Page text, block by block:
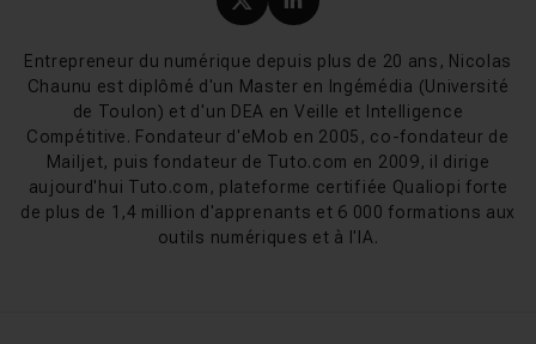
Profil X (twitter) de
Profil LinkedIn de
Entrepreneur du numérique depuis plus de 20 ans, Nicolas
Chaunu est diplômé d'un Master en Ingémédia (Université
de Toulon) et d'un DEA en Veille et Intelligence
Compétitive. Fondateur d'eMob en 2005, co-fondateur de
Mailjet, puis fondateur de Tuto.com en 2009, il dirige
aujourd'hui Tuto.com, plateforme certifiée Qualiopi forte
de plus de 1,4 million d'apprenants et 6 000 formations aux
outils numériques et à l'IA.